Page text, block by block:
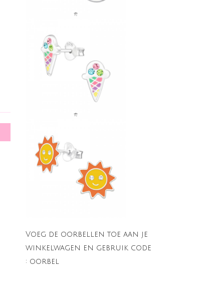
Voeg de oorbellen toe aan je
winkelwagen en gebruik code
: oorbel